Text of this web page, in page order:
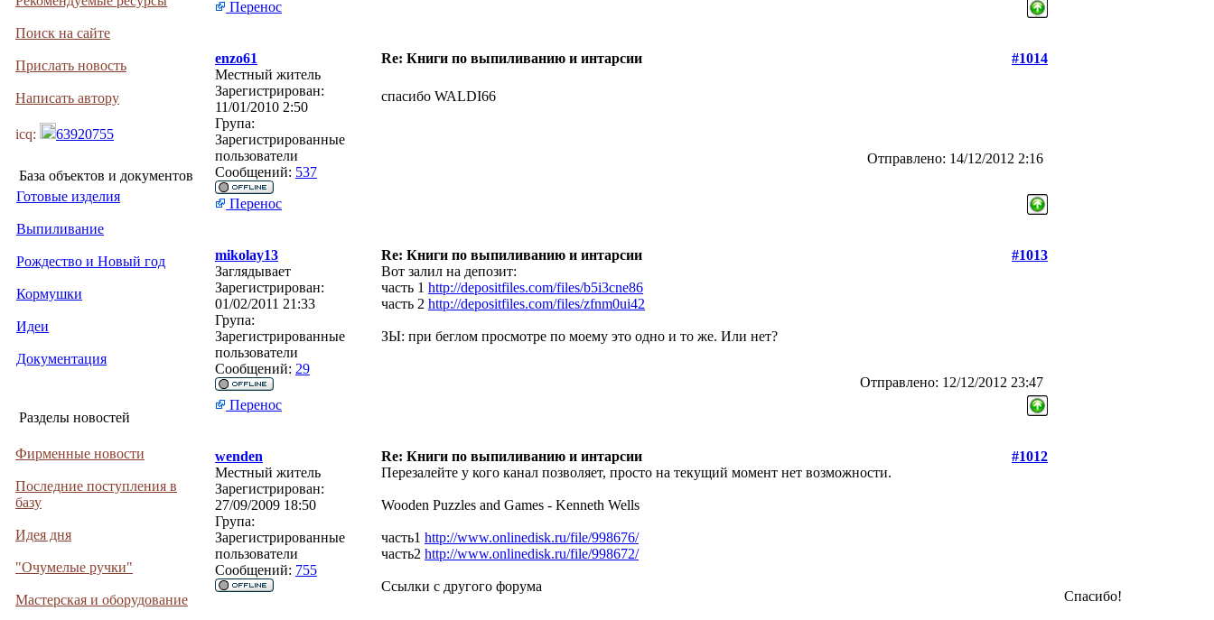
Поиск на сайте
Прислать новость
Написать автору
icq: 63920755
База объектов и документов
Готовые изделия
Выпиливание
Рождество и Новый год
Кормушки
Идеи
Документация
Разделы новостей
Фирменные новости
Последние поступления в
базу
Идея дня
"Очумелые ручки"
Мастерская и оборудование
Перенос
enzo61 Re: Книги по выпиливанию и интарсии
#1014
Местный житель
Зарегистрирован:
11/01/2010 2:50
Група:
Зарегистрированные
пользователи
Сообщений: 537
спасибо WALDI66
Отправлено: 14/12/2012 2:16
Перенос
mikolay13 Re: Книги по выпиливанию и интарсии
#1013
Заглядывает
Зарегистрирован:
01/02/2011 21:33
Група:
Зарегистрированные
пользователи
Сообщений: 29
Вот залил на депозит:
часть 1 http://depositfiles.com/files/b5i3cne86
часть 2 http://depositfiles.com/files/zfnm0ui42
ЗЫ: при беглом просмотре по моему это одно и то же. Или нет?
Отправлено: 12/12/2012 23:47
Перенос
wenden Re: Книги по выпиливанию и интарсии
#1012
Местный житель
Зарегистрирован:
27/09/2009 18:50
Група:
Зарегистрированные
пользователи
Сообщений: 755
Перезалейте у кого канал позволяет, просто на текущий момент нет возможности.
Wooden Puzzles and Games - Kenneth Wells
часть1 http://www.onlinedisk.ru/file/998676/
часть2 http://www.onlinedisk.ru/file/998672/
Ссылки с другого форума
Спасибо!